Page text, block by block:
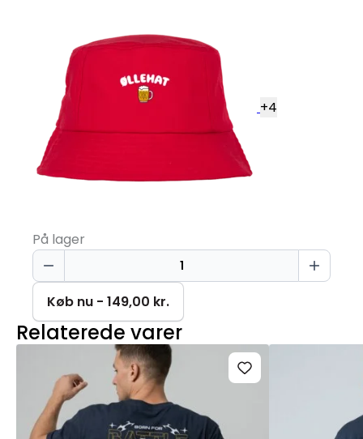
+4
På lager
Øllehat
Bøllehat
antal
Køb nu - 149,00 kr.
Relaterede varer